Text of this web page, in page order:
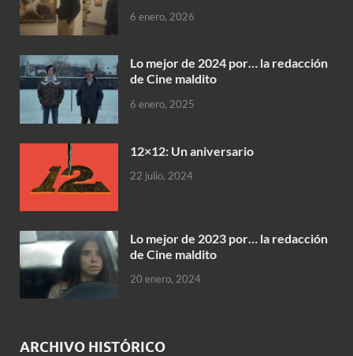
6 enero, 2026
Lo mejor de 2024 por… la redacción
de Cine maldito
6 enero, 2025
12×12: Un aniversario
22 julio, 2024
Lo mejor de 2023 por… la redacción
de Cine maldito
20 enero, 2024
ARCHIVO HISTÓRICO